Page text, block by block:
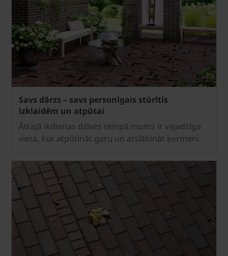
Savs dārzs – savs personīgais stūrītis
izklaidēm un atpūtai
Ātrajā ikdienas dzīves tempā mums ir vajadzīga
vieta, kur atpūtināt garu un atslābināt ķermeni.